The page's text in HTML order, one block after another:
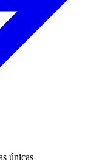
únicas